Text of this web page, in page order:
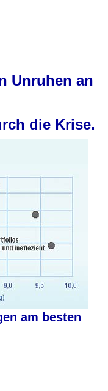
Unruhen an
die Krise.
am besten